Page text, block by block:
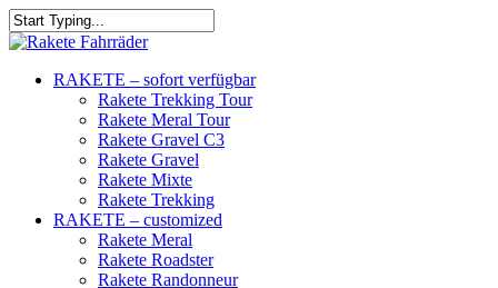
RAKETE – sofort verfügbar
Rakete Trekking Tour
Rakete Meral Tour
Rakete Gravel C3
Rakete Gravel
Rakete Mixte
Rakete Trekking
RAKETE – customized
Rakete Meral
Rakete Roadster
Rakete Randonneur